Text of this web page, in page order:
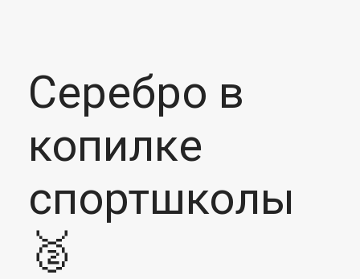
Серебро в
копилке
спортшколы
🥈